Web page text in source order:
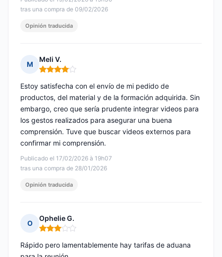
tras una compra de 09/02/2026
Opinión traducida
M
Meli V.
Nota: 4 de 5
Publicado el 17/02/2026 à 19h07
tras una compra de 28/01/2026
Estoy satisfecha con el envío de mi pedido de
productos, del material y de la formación adquirida. Sin
embargo, creo que sería prudente integrar videos para
los gestos realizados para asegurar una buena
comprensión. Tuve que buscar videos externos para
confirmar mi comprensión.
Opinión traducida
O
Ophelie G.
Nota: 3 de 5
Rápido pero lamentablemente hay tarifas de aduana